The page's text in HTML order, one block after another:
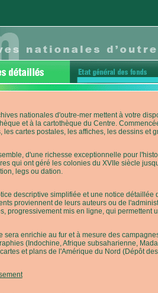
nationales d'outre-mer mettent à votre
et à la cartothèque du Centre.
les cartes postales, les affiches, les dessins et
d'une richesse exceptionnelle pour
qui ont géré les colonies du XVIIe siècle
legs ou dation.
descriptive simplifiée et une notice
proviennent de leurs auteurs ou de
progressivement mis en ligne, qui permettent
sera enrichie au fur et à mesure des
(Indochine, Afrique subsaharienne,
et plans de l'Amérique du Nord (Dépôt